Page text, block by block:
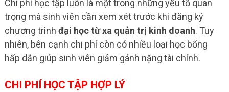
Chi phí học tập luôn là một trong những yếu tố quan
trọng mà sinh viên cần xem xét trước khi đăng ký
chương trình đại học từ xa quản trị kinh doanh. Tuy
nhiên, bên cạnh chi phí còn có nhiều loại học bổng
hấp dẫn giúp sinh viên giảm gánh nặng tài chính.
CHI PHÍ HỌC TẬP HỢP LÝ